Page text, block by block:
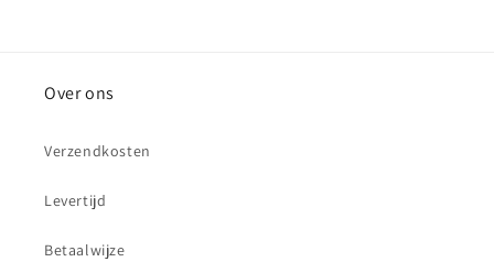
Over ons
Verzendkosten
Levertijd
Betaalwijze